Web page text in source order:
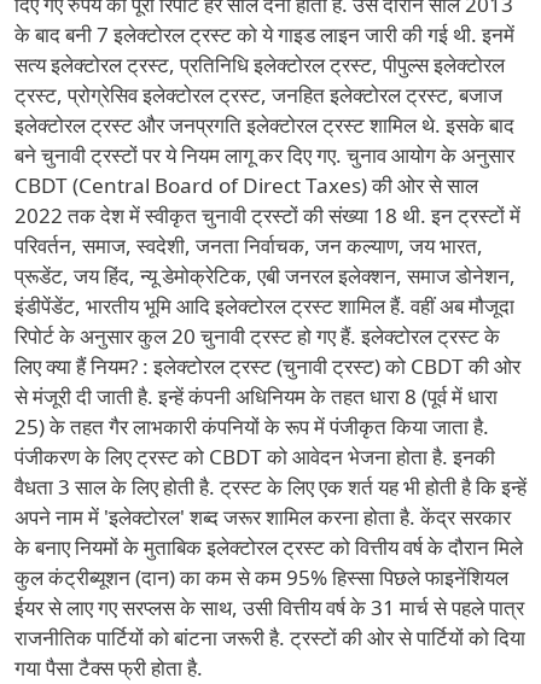
के बाद बनी 7 इलेक्टोरल ट्रस्ट को ये गाइड लाइन जारी की गई थी. इनमें
सत्य इलेक्टोरल ट्रस्ट, प्रतिनिधि इलेक्टोरल ट्रस्ट, पीपुल्स इलेक्टोरल
ट्रस्ट, प्रोग्रेसिव इलेक्टोरल ट्रस्ट, जनहित इलेक्टोरल ट्रस्ट, बजाज
इलेक्टोरल ट्रस्ट और जनप्रगति इलेक्टोरल ट्रस्ट शामिल थे. इसके बाद
बने चुनावी ट्रस्टों पर ये नियम लागू कर दिए गए. चुनाव आयोग के अनुसार
CBDT (Central Board of Direct Taxes) की ओर से साल
2022 तक देश में स्वीकृत चुनावी ट्रस्टों की संख्या 18 थी. इन ट्रस्टों में
परिवर्तन, समाज, स्वदेशी, जनता निर्वाचक, जन कल्याण, जय भारत,
प्रूडेंट, जय हिंद, न्यू डेमोक्रेटिक, एबी जनरल इलेक्शन, समाज डोनेशन,
इंडीपेंडेंट, भारतीय भूमि आदि इलेक्टोरल ट्रस्ट शामिल हैं. वहीं अब मौजूदा
रिपोर्ट के अनुसार कुल 20 चुनावी ट्रस्ट हो गए हैं. इलेक्टोरल ट्रस्ट के
लिए क्या हैं नियम? : इलेक्टोरल ट्रस्ट (चुनावी ट्रस्ट) को CBDT की ओर
से मंजूरी दी जाती है. इन्हें कंपनी अधिनियम के तहत धारा 8 (पूर्व में धारा
25) के तहत गैर लाभकारी कंपनियों के रूप में पंजीकृत किया जाता है.
पंजीकरण के लिए ट्रस्ट को CBDT को आवेदन भेजना होता है. इनकी
वैधता 3 साल के लिए होती है. ट्रस्ट के लिए एक शर्त यह भी होती है कि इन्हें
अपने नाम में 'इलेक्टोरल' शब्द जरूर शामिल करना होता है. केंद्र सरकार
के बनाए नियमों के मुताबिक इलेक्टोरल ट्रस्ट को वित्तीय वर्ष के दौरान मिले
कुल कंट्रीब्यूशन (दान) का कम से कम 95% हिस्सा पिछले फाइनेंशियल
ईयर से लाए गए सरप्लस के साथ, उसी वित्तीय वर्ष के 31 मार्च से पहले पात्र
राजनीतिक पार्टियों को बांटना जरूरी है. ट्रस्टों की ओर से पार्टियों को दिया
गया पैसा टैक्स फ्री होता है.